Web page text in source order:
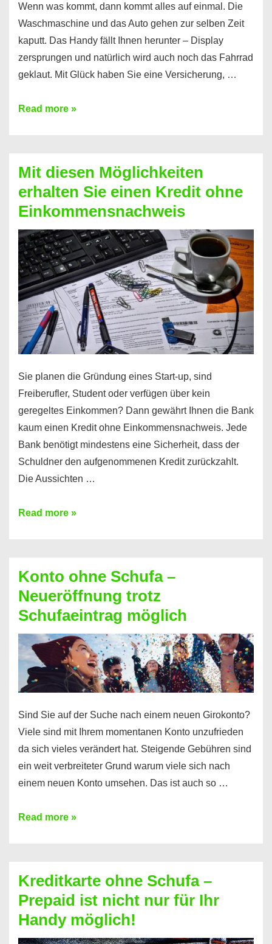
Wenn was kommt, dann kommt alles auf einmal. Die
Waschmaschine und das Auto gehen zur selben Zeit
kaputt. Das Handy fällt Ihnen herunter – Display
zersprungen und natürlich wird auch noch das Fahrrad
geklaut. Mit Glück haben Sie eine Versicherung, …
Ferratum
für
schnelle
Durchstarter
Read more »
Mit diesen Möglichkeiten
erhalten Sie einen Kredit ohne
Einkommensnachweis
Sie planen die Gründung eines Start-up, sind
Freiberufler, Student oder verfügen über kein
geregeltes Einkommen? Dann gewährt Ihnen die Bank
kaum einen Kredit ohne Einkommensnachweis. Jede
Bank benötigt mindestens eine Sicherheit, dass der
Schuldner den aufgenommenen Kredit zurückzahlt.
Die Aussichten …
Mit
Sie
einen
Kredit
ohne
Einkommensnachweis
Read more »
Konto ohne Schufa –
Neueröffnung trotz
Schufaeintrag möglich
Sind Sie auf der Suche nach einem neuen Girokonto?
Viele sind mit Ihrem momentanen Konto unzufrieden
da sich vieles verändert hat. Steigende Gebühren sind
ein weit verbreiteter Grund warum viele sich nach
einem neuen Konto umsehen. Das ist auch so …
Konto
Neueröffnung
trotz
Schufaeintrag
möglich
Read more »
Kreditkarte ohne Schufa –
Prepaid ist nicht nur für Ihr
Handy möglich!